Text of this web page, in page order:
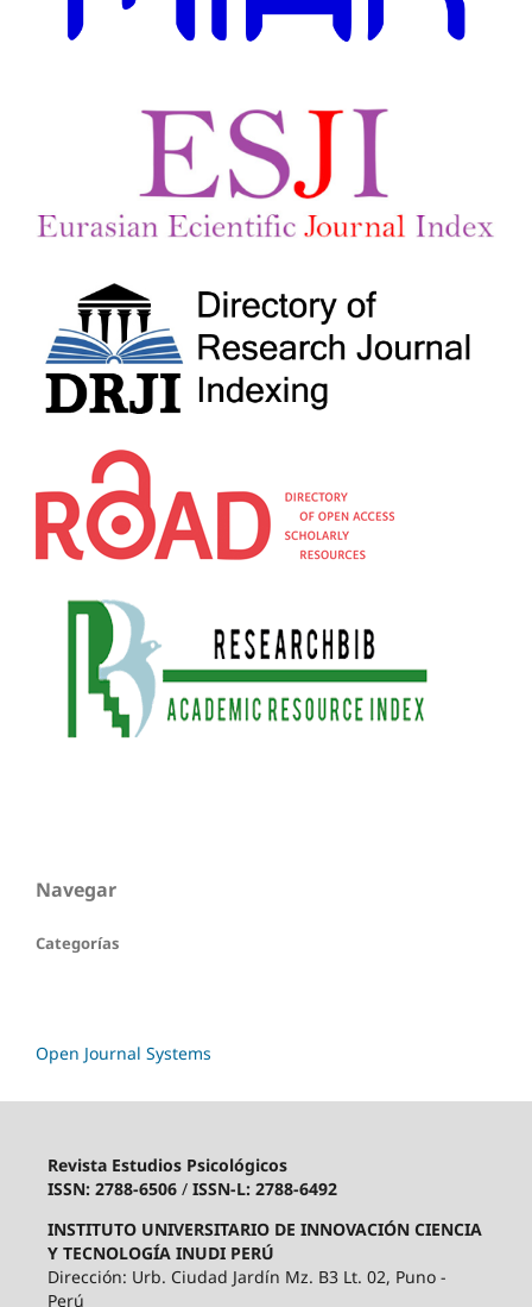
Navegar
Categorías
Open Journal Systems
Revista Estudios Psicológicos
ISSN: 2788-6506/ ISSN-L: 2788-6492
INSTITUTO UNIVERSITARIO DE INNOVACIÓN CIENCIA
Y TECNOLOGÍA INUDI PERÚ
Dirección: Urb. Ciudad Jardín Mz. B3 Lt. 02, Puno -
Perú